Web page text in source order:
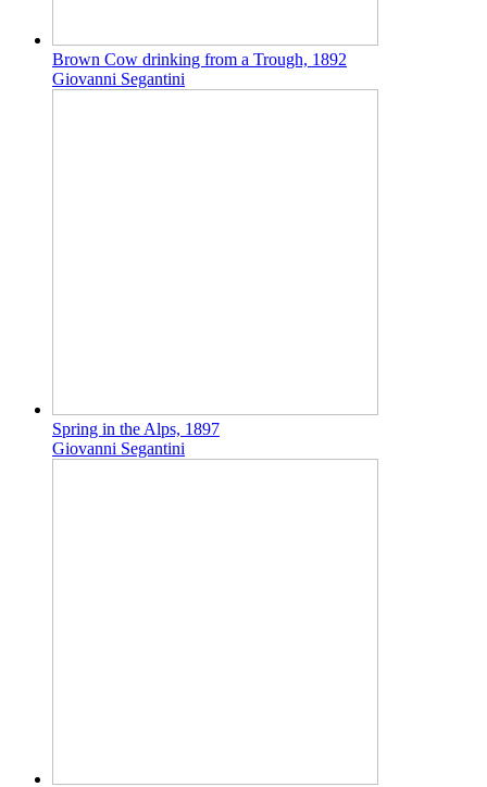
Brown Cow drinking from a Trough, 1892
Giovanni Segantini
Spring in the Alps, 1897
Giovanni Segantini